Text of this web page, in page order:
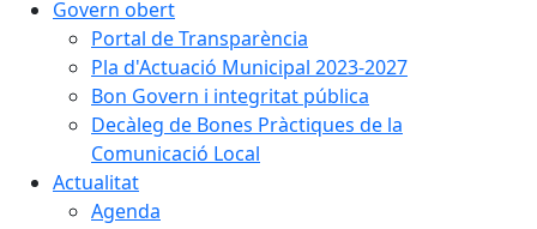
Govern obert
Portal de Transparència
Pla d'Actuació Municipal 2023-2027
Bon Govern i integritat pública
Decàleg de Bones Pràctiques de la
Comunicació Local
Actualitat
Agenda